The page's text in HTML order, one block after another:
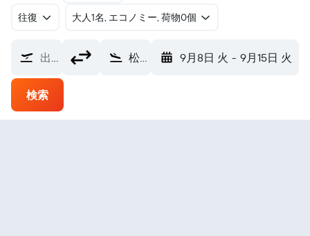
往復 ​大人1名, エコノミー, 荷物0個
出発地 松山空港 (MYJ) 9月8日 火 - 9月15日 火
検索